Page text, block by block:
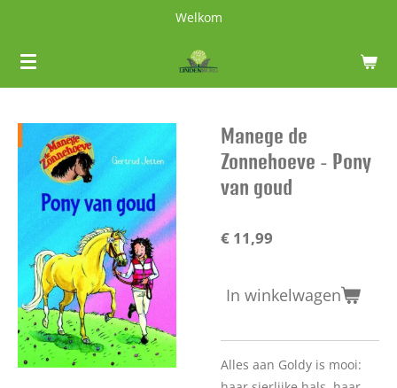
naar
de
Welkom
Manege de
Zonnehoeve - Pony
van goud
€ 11,99
In winkelwagen
Alles aan Goldy is mooi: